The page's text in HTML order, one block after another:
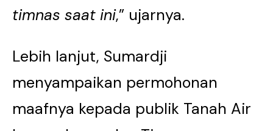
timnas saat ini,” ujarnya.
Lebih lanjut, Sumardji
menyampaikan permohonan
maafnya kepada publik Tanah Air